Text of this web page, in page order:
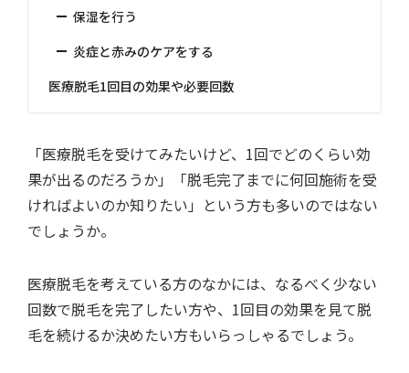
保湿を行う
炎症と赤みのケアをする
医療脱毛1回目の効果や必要回数
「医療脱毛を受けてみたいけど、1回でどのくらい効
果が出るのだろうか」「脱毛完了までに何回施術を受
ければよいのか知りたい」という方も多いのではない
でしょうか。
医療脱毛を考えている方のなかには、なるべく少ない
回数で脱毛を完了したい方や、1回目の効果を見て脱
毛を続けるか決めたい方もいらっしゃるでしょう。